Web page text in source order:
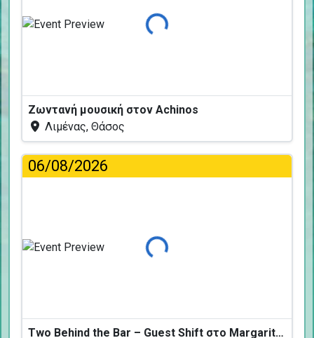
Φόρτωση...
Ζωντανή μουσική στον Achinos
Λιμένας, Θάσος
06/08/2026
Φόρτωση...
Two Behind the Bar – Guest Shift στο Margarita Fresh